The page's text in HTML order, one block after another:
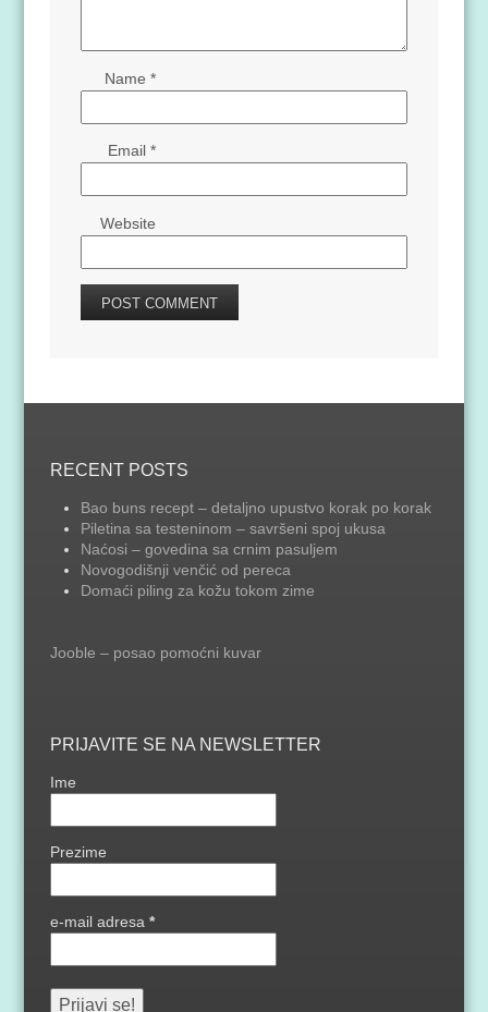
Name *
Email *
Website
RECENT POSTS
Bao buns recept – detaljno upustvo korak po korak
Piletina sa testeninom – savršeni spoj ukusa
Naćosi – govedina sa crnim pasuljem
Novogodišnji venčić od pereca
Domaći piling za kožu tokom zime
Jooble – posao pomoćni kuvar
PRIJAVITE SE NA NEWSLETTER
Ime
Prezime
e-mail adresa*